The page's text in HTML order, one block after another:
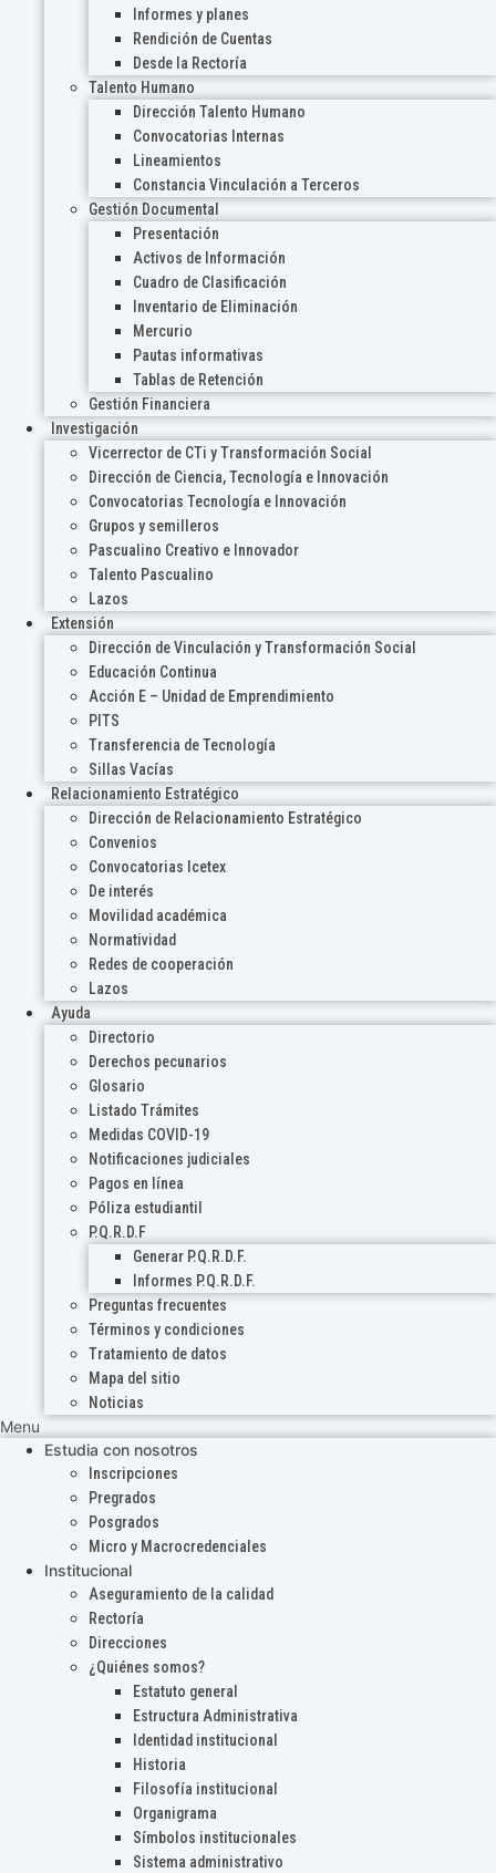
Informes y planes
Rendición de Cuentas
Desde la Rectoría
Talento Humano
Dirección Talento Humano
Convocatorias Internas
Lineamientos
Constancia Vinculación a Terceros
Gestión Documental
Presentación
Activos de Información
Cuadro de Clasificación
Inventario de Eliminación
Mercurio
Pautas informativas
Tablas de Retención
Gestión Financiera
Investigación
Vicerrector de CTi y Transformación Social
Dirección de Ciencia, Tecnología e Innovación
Convocatorias Tecnología e Innovación
Grupos y semilleros
Pascualino Creativo e Innovador
Talento Pascualino
Lazos
Extensión
Dirección de Vinculación y Transformación Social
Educación Continua
Acción E – Unidad de Emprendimiento
PITS
Transferencia de Tecnología
Sillas Vacías
Relacionamiento Estratégico
Dirección de Relacionamiento Estratégico
Convenios
Convocatorias Icetex
De interés
Movilidad académica
Normatividad
Redes de cooperación
Lazos
Ayuda
Directorio
Derechos pecunarios
Glosario
Listado Trámites
Medidas COVID-19
Notificaciones judiciales
Pagos en línea
Póliza estudiantil
P.Q.R.D.F
Generar P.Q.R.D.F.
Informes P.Q.R.D.F.
Preguntas frecuentes
Términos y condiciones
Tratamiento de datos
Mapa del sitio
Noticias
Menu
Estudia con nosotros
Inscripciones
Pregrados
Posgrados
Micro y Macrocredenciales
Institucional
Aseguramiento de la calidad
Rectoría
Direcciones
¿Quiénes somos?
Estatuto general
Estructura Administrativa
Identidad institucional
Historia
Filosofía institucional
Organigrama
Símbolos institucionales
Sistema administrativo